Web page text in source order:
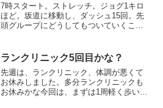
7時スタート。ストレッチ。ジョグ1キロ
ほど。坂道に移動し、ダッシュ15回。先
頭グループにどうしてもついていくこと
むのみ。Kコーチに、太ももの内側のスト
レッチもすると...
ランクリニック5回目かな？
先週は、ランクリニック、体調が悪くて
お休みしました。多分ランクリニックも
お休みかな今回は、まずは1周軽く歩いて